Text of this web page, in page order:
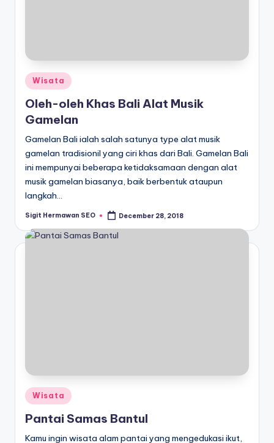
Posted
in
Wisata
Oleh-oleh Khas Bali Alat Musik
Gamelan
Gamelan Bali ialah salah satunya type alat musik
gamelan tradisionil yang ciri khas dari Bali. Gamelan Bali
ini mempunyai beberapa ketidaksamaan dengan alat
musik gamelan biasanya, baik berbentuk ataupun
langkah…
Posted
Sigit Hermawan SEO December 28, 2018
Posted
in
Wisata
Pantai Samas Bantul
Kamu ingin wisata alam pantai yang mengedukasi ikut,